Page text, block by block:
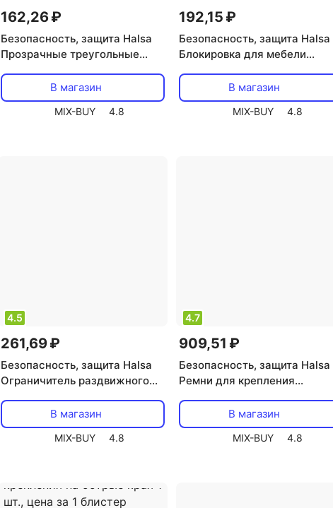
162,26 ₽
Безопасность, защита Halsa
Прозрачные треугольные
мебели. 8 шт., цена за 1
блистер
В магазин
MIX-BUY 4.8
192,15 ₽
Безопасность, защита Halsa
Блокировка для мебели
регулируемой длиной 1 шт.,
цена за 1 блистер
В магазин
MIX-BUY 4.8
4.5
261,69 ₽
Безопасность, защита Halsa
Ограничитель раздвижного
В магазин
MIX-BUY 4.8
4.7
909,51 ₽
Безопасность, защита Halsa
Ремни для крепления
цена за 1 блистер
В магазин
MIX-BUY 4.8